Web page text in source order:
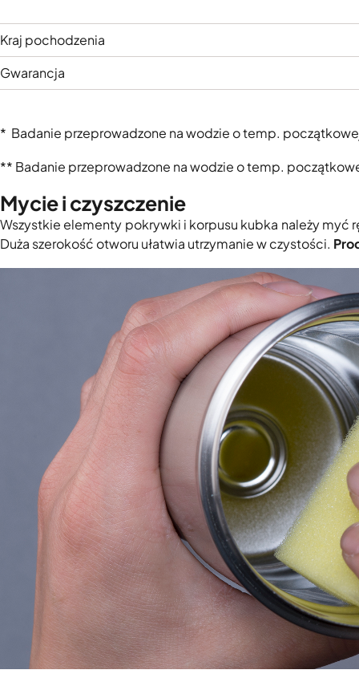
Kraj pochodzenia
Gwarancja
* Badanie przeprowadzone na wodzie o temp.
** Badanie przeprowadzone na wodzie o temp.
Mycie i czyszczenie
Wszystkie elementy pokrywki i korpusu kubka należy myć
Duża szerokość otworu ułatwia utrzymanie w czystości.